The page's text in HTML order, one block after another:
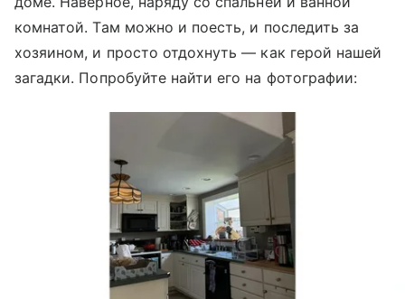
комнатой. Там можно и поесть, и последить за
хозяином, и просто отдохнуть — как герой нашей
загадки. Попробуйте найти его на фотографии: